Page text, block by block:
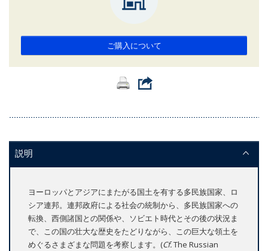
ご購入について
説明
ヨーロッパとアジアにまたがる国土を有する多民族国家、ロ
シア連邦。連邦政府による社会の統制から、多民族国家への
転換、西側諸国との関係や、ソビエト時代とその後の状況ま
で、この国の壮大な歴史をたどりながら、この巨大な領土を
めぐるさまざまな問題を考察します。(Cf.The Russian